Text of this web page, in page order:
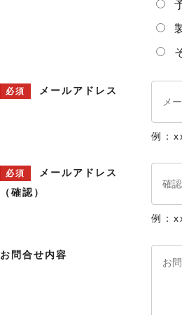
必須 メールアドレス
例：
必須
メールアドレス
（確認）
例：
お問合せ内容